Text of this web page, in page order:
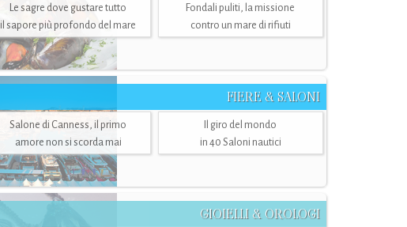
Le sagre dove gustare tutto
il sapore più profondo del mare
Fondali puliti, la missione
contro un mare di rifiuti
FIERE & SALONI
Salone di Canness, il primo
amore non si scorda mai
Il giro del mondo
in 40 Saloni nautici
GIOIELLI & OROLOGI